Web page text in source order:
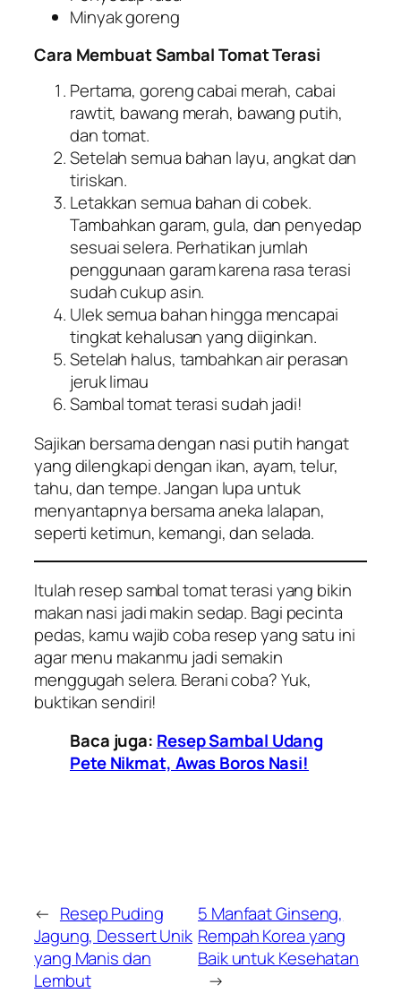
Minyak goreng
Cara Membuat Sambal Tomat Terasi
Pertama, goreng cabai merah, cabai
rawtit, bawang merah, bawang putih,
dan tomat.
Setelah semua bahan layu, angkat dan
tiriskan.
Letakkan semua bahan di cobek.
Tambahkan garam, gula, dan penyedap
sesuai selera. Perhatikan jumlah
penggunaan garam karena rasa terasi
sudah cukup asin.
Ulek semua bahan hingga mencapai
tingkat kehalusan yang diiginkan.
Setelah halus, tambahkan air perasan
jeruk limau
Sambal tomat terasi sudah jadi!
Sajikan bersama dengan nasi putih hangat
yang dilengkapi dengan ikan, ayam, telur,
tahu, dan tempe. Jangan lupa untuk
menyantapnya bersama aneka lalapan,
seperti ketimun, kemangi, dan selada.
Itulah resep sambal tomat terasi yang bikin
makan nasi jadi makin sedap. Bagi pecinta
pedas, kamu wajib coba resep yang satu ini
agar menu makanmu jadi semakin
menggugah selera. Berani coba? Yuk,
buktikan sendiri!
Baca juga: Resep Sambal Udang
Pete Nikmat, Awas Boros Nasi!
← Resep Puding
Jagung, Dessert Unik
yang Manis dan
Lembut
5 Manfaat Ginseng,
Rempah Korea yang
Baik untuk Kesehatan
→